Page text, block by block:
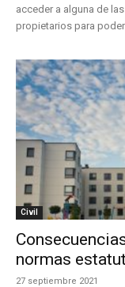
acceder a alguna de
propietarios para
Civil
normas
27 septiembre 2021